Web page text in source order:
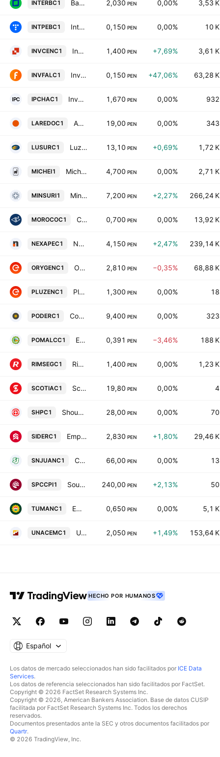
INTERBC1 Banco Internacional del Peru SAA Interbank 2,030 PEN 0,00% 3,53 K
INTPEBC1 Integratel Peru S.A.A Class B 0,150 PEN 0,00% 10 K
INVCENC1 Inversiones Centenario SAA 1,400 PEN +7,69% 3,61 K
INVFALC1 Inverfal Peru SA 0,150 PEN +47,06% 63,28 K
IPCHAC1 Inversiones Portuarias Chancay SAA Class A 1,670 PEN 0,00% 932
LAREDOC1 Agroindustrial Laredo SAA 19,00 PEN 0,00% 343
LUSURC1 Luz del Sur SA 13,10 PEN +0,69% 1,72 K
MICHEI1 Michell y Cia SA 4,700 PEN 0,00% 2,71 K
MINSURI1 Minsur SA 7,200 PEN +2,27% 266,24 K
MOROCOC1 Compania Minera San Ignacio de Morococha SAA 0,700 PEN 0,00% 13,92 K
NEXAPEC1 Nexa Resources Peru SAA 4,150 PEN +2,47% 239,14 K
ORYGENC1 Orygen Peru SAA 2,810 PEN −0,35% 68,88 K
PLUZENC1 Pluz Energia Peru SAA 1,300 PEN 0,00% 18
PODERC1 Compania Minera Poderosa SA 9,400 PEN 0,00% 323
POMALCC1 Empresa Agroindustrial Pomalca SA 0,391 PEN −3,46% 188 K
RIMSEGC1 Rimac Seguros y Reaseguros 1,400 PEN 0,00% 1,23 K
SCOTIAC1 Scotiabank Peru SA 19,80 PEN 0,00% 4
SHPC1 Shougang Hierro Peru Saa 28,00 PEN 0,00% 70
SIDERC1 Empresa Siderurgica del Peru SAA 2,830 PEN +1,80% 29,46 K
SNJUANC1 Cerveceria San Juan SA 66,00 PEN 0,00% 13
SPCCPI1 Southern Peru Copper Corporation, Sucursal del Peru 240,00 PEN +2,13% 50
TUMANC1 Empresa Agroindustrial Tuman SAA 0,650 PEN 0,00% 5,1 K
UNACEMC1 UNACEM Corp. Sociedad Anonima Abierta 2,050 PEN +1,49% 153,64 K
HECHO POR HUMANOS
Español
Los datos de mercado seleccionados han sido facilitados por ICE Data
Services.
Los datos de referencia seleccionados han sido facilitados por FactSet.
Copyright © 2026 FactSet Research Systems Inc.
Copyright © 2026, American Bankers Association. Base de datos CUSIP
facilitada por FactSet Research Systems Inc. Todos los derechos
reservados.
Documentos presentados ante la SEC y otros documentos facilitados por
Quartr.
© 2026 TradingView, Inc.